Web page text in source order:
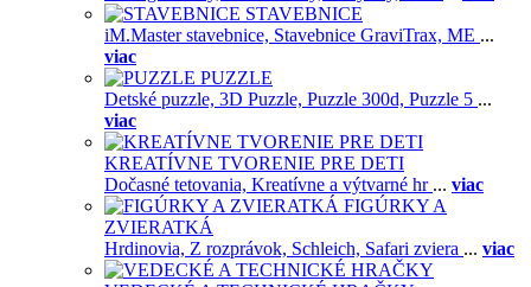
STAVEBNICE
iM.Master stavebnice, Stavebnice GraviTrax, ME ...
viac
PUZZLE
Detské puzzle, 3D Puzzle, Puzzle 300d, Puzzle 5 ...
viac
KREATÍVNE TVORENIE PRE DETI
Dočasné tetovania, Kreatívne a výtvarné hr ... viac
FIGÚRKY A
ZVIERATKÁ
Hrdinovia, Z rozprávok, Schleich, Safari zviera ... viac